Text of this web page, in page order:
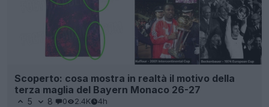
Scoperto: cosa mostra in realtà il motivo della
terza maglia del Bayern Monaco 26-27
5 8 0 2.4K 4h